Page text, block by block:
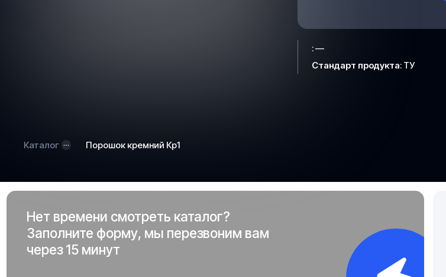
:—
Стандарт продукта: ТУ
Каталог Порошок кремний Кр1
Нет времени смотреть каталог?
Заполните форму, мы перезвоним вам
через 15 минут